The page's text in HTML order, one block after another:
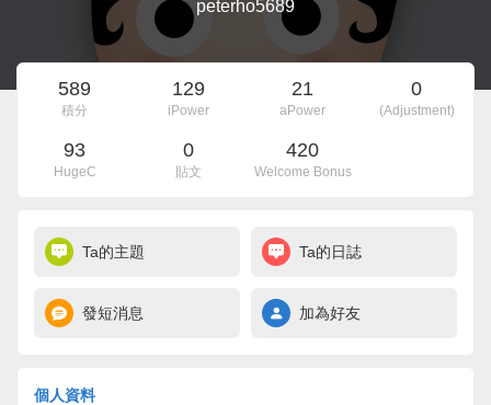
peterho5689
589
積分
129
iPower
21
aPower
0
(Adjustment)
93
HugeC
0
貼文
420
Welcome Bonus
Ta的主題 Ta的日誌
發短消息 加為好友
個人資料